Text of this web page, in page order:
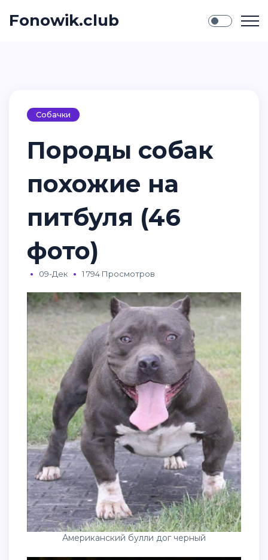
Fonowik.club
Собачки
Породы собак
похожие на
питбуля (46
фото)
09-Дек 1 794 Просмотров
Американский булли дог черный